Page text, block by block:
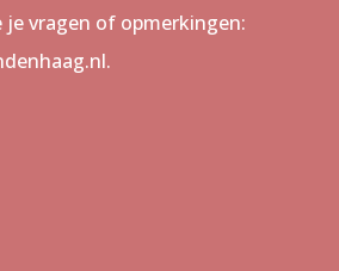
je vragen of opmerkingen: